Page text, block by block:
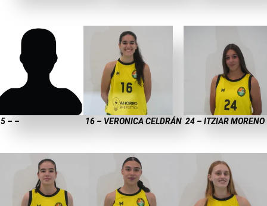
– – 16 – VERONICA CELDRÁN 24 – ITZIAR MORENO